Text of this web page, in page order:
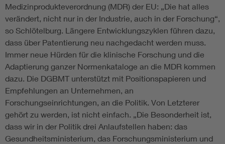
Medizinprodukteverordnung (MDR) der EU: „Die hat alles
verändert, nicht nur in der Industrie, auch in der Forschung“,
so Schlötelburg. Längere Entwicklungszyklen führen dazu,
dass über Patentierung neu nachgedacht werden muss.
Immer neue Hürden für die klinische Forschung und die
Adaptierung ganzer Normenkataloge an die MDR kommen
dazu. Die DGBMT unterstützt mit Positionspapieren und
Empfehlungen an Unternehmen, an
Forschungseinrichtungen, an die Politik. Von Letzterer
gehört zu werden, ist nicht einfach. „Die Besonderheit ist,
dass wir in der Politik drei Anlaufstellen haben: das
Gesundheitsministerium, das Forschungsministerium und